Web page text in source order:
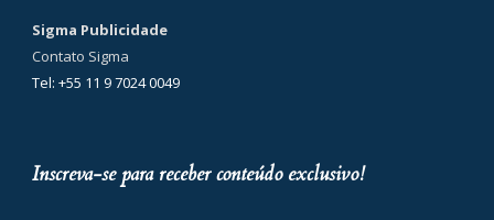
Sigma Publicidade
Contato Sigma
Tel: +55 11 9 7024 0049
Inscreva-se para receber conteúdo exclusivo!